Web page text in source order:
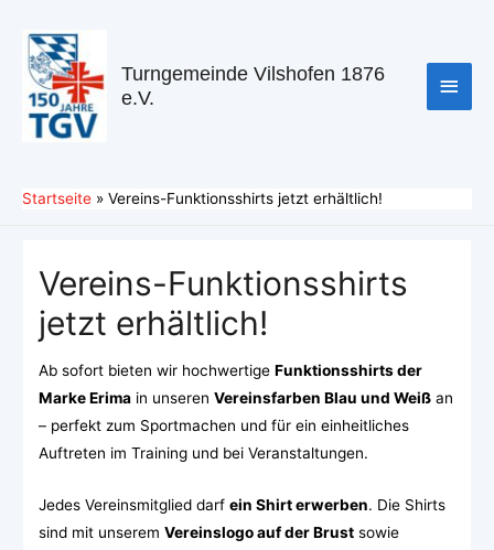
Turngemeinde Vilshofen 1876
e.V.
Startseite Vereins-Funktionsshirts jetzt erhältlich!
Vereins-Funktionsshirts
jetzt erhältlich!
Ab sofort bieten wir hochwertige Funktionsshirts der
Marke Erimain unseren Vereinsfarben Blau und Weißan
– perfekt zum Sportmachen und für ein einheitliches
Auftreten im Training und bei Veranstaltungen.
Jedes Vereinsmitglied darf ein Shirt erwerben. Die Shirts
sind mit unserem Vereinslogo auf der Brustsowie